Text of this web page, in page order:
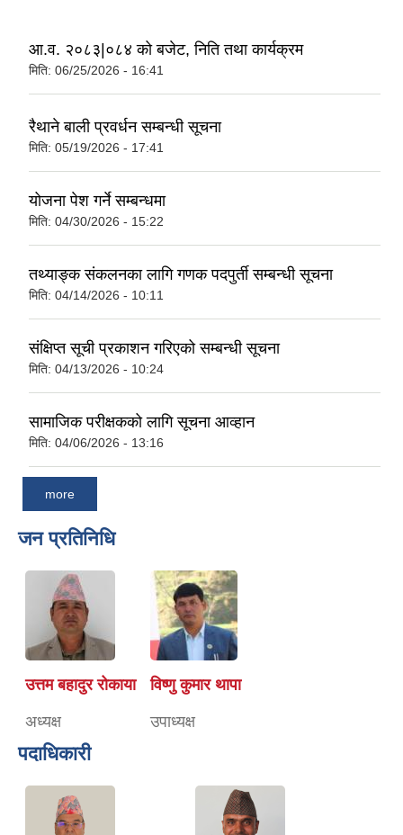
आ.व. २०८३|०८४ को बजेट, निति तथा कार्यक्रम
मिति: 06/25/2026 - 16:41
रैथाने बाली प्रवर्धन सम्बन्धी सूचना
मिति: 05/19/2026 - 17:41
योजना पेश गर्ने सम्बन्धमा
मिति: 04/30/2026 - 15:22
तथ्याङ्क संकलनका लागि गणक पदपुर्ती सम्बन्धी सूचना
मिति: 04/14/2026 - 10:11
संक्षिप्त सूची प्रकाशन गरिएको सम्बन्धी सूचना
मिति: 04/13/2026 - 10:24
सामाजिक परीक्षकको लागि सूचना आव्हान
मिति: 04/06/2026 - 13:16
more
जन प्रतिनिधि
उत्तम बहादुर रोकाया
अध्यक्ष
विष्णु कुमार थापा
उपाध्यक्ष
पदाधिकारी